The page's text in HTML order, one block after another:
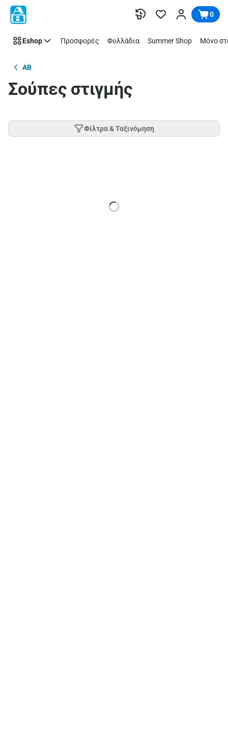
Παράλειψη 0
Eshop Προσφορές Φυλλάδια Summer Shop Μόνο
AB
Σούπες στιγμής
Φίλτρα & Ταξινόμηση